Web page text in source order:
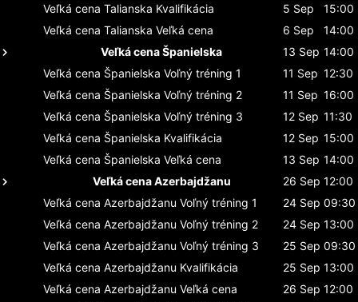
Veľká cena Talianska Kvalifikácia 5 Sep
15:00
Veľká cena Talianska Veľká cena 6 Sep
14:00
Veľká cena Španielska
13 Sep 14:00
Veľká cena Španielska Voľný tréning 1 11 Sep 12:30
Veľká cena Španielska Voľný tréning 2 11 Sep 16:00
Veľká cena Španielska Voľný tréning 3 12 Sep 11:30
Veľká cena Španielska Kvalifikácia 12 Sep 15:00
Veľká cena Španielska Veľká cena 13 Sep 14:00
Veľká cena Azerbajdžanu
26 Sep 12:00
Veľká cena Azerbajdžanu Voľný tréning 1 24 Sep 09:30
Veľká cena Azerbajdžanu Voľný tréning 2 24 Sep 13:00
Veľká cena Azerbajdžanu Voľný tréning 3 25 Sep 09:30
Veľká cena Azerbajdžanu Kvalifikácia 25 Sep 13:00
Veľká cena Azerbajdžanu Veľká cena 26 Sep 12:00